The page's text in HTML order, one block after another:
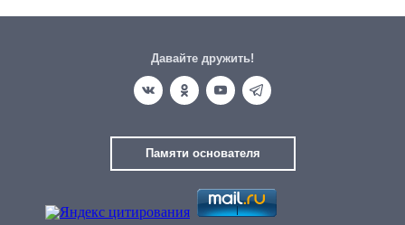
Давайте дружить!
Памяти основателя